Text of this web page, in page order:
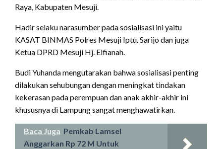
Raya, Kabupaten Mesuji.
Hadir selaku narasumber pada sosialisasi ini yaitu
KASAT BINMAS Polres Mesuji Iptu. Sarijo dan juga
Ketua DPRD Mesuji Hj. Elfianah.
Budi Yuhanda mengutarakan bahwa sosialisasi penting
dilakukan sehubungan dengan meningkat tindakan
kekerasan pada perempuan dan anak akhir-akhir ini
khususnya di Lampung sangat menghawatirkan.
Baca Juga Pemkab Lamsel
Anggarkan Rp 72 M Untuk